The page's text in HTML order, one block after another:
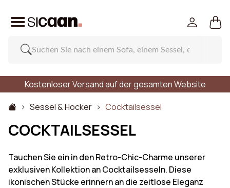
Kostenloser Versand auf der gesamten Website
Sessel & Hocker
Cocktailsessel
COCKTAILSESSEL
Tauchen Sie ein in den Retro-Chic-Charme unserer
exklusiven Kollektion an Cocktailsesseln. Diese
ikonischen Stücke erinnern an die zeitlose Eleganz